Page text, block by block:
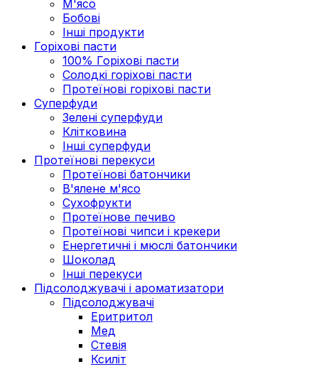
М'ясо
Бобові
Інші продукти
Горіхові пасти
100% Горіхові пасти
Солодкі горіхові пасти
Протеїнові горіхові пасти
Суперфуди
Зелені суперфуди
Клітковина
Інші суперфуди
Протеїнові перекуси
Протеїнові батончики
В'ялене м'ясо
Сухофрукти
Протеїнове печиво
Протеїнові чипси і крекери
Енергетичні і мюслі батончики
Шоколад
Інші перекуси
Підсолоджувачі і ароматизатори
Підсолоджувачі
Еритритол
Мед
Стевія
Ксиліт